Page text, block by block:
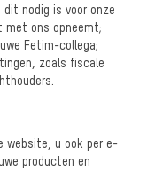
nodig is voor onze
met ons opneemt;
Fetim-collega;
zoals fiscale
website, u ook per e-
producten en